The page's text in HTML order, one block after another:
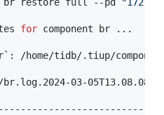
for component br .. .
` : /home/tidb/.tiup/
03-